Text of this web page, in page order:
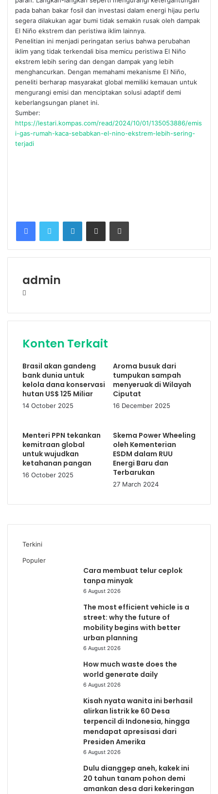
pada bahan bakar fosil dan investasi dalam energi hijau perlu
segera dilakukan agar bumi tidak semakin rusak oleh dampak
El Niño ekstrem dan peristiwa iklim lainnya.
Penelitian ini menjadi peringatan serius bahwa perubahan
iklim yang tidak terkendali bisa memicu peristiwa El Niño
ekstrem lebih sering dan dengan dampak yang lebih
menghancurkan. Dengan memahami mekanisme El Niño,
peneliti berharap masyarakat global memiliki kemauan untuk
mengurangi emisi dan menciptakan solusi adaptif demi
keberlangsungan planet ini.
Sumber:
https://lestari.kompas.com/read/2024/10/01/135053886/emis
i-gas-rumah-kaca-sebabkan-el-nino-ekstrem-lebih-sering-
terjadi
FacebookTwitter LinkedInShare via Email Print
admin
Konten Terkait
Brasil akan gandeng
bank dunia untuk
kelola dana konservasi
hutan US$ 125 Miliar
14 October 2025
Aroma busuk dari
tumpukan sampah
menyeruak di Wilayah
Ciputat
16 December 2025
Menteri PPN tekankan
kemitraan global
untuk wujudkan
ketahanan pangan
16 October 2025
Skema Power Wheeling
oleh Kementerian
ESDM dalam RUU
Energi Baru dan
Terbarukan
27 March 2024
Terkini
Populer
Cara membuat telur ceplok
tanpa minyak
6 August 2026
The most efficient vehicle is a
street: why the future of
mobility begins with better
urban planning
6 August 2026
How much waste does the
world generate daily
6 August 2026
Kisah nyata wanita ini berhasil
alirkan listrik ke 60 Desa
terpencil di Indonesia, hingga
mendapat apresisasi dari
Presiden Amerika
6 August 2026
Dulu dianggep aneh, kakek ini
20 tahun tanam pohon demi
amankan desa dari kekeringan